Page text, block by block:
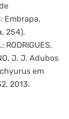
Embrapa,
254).
RODRIGUES,
J. J. Adubos
em
2013.